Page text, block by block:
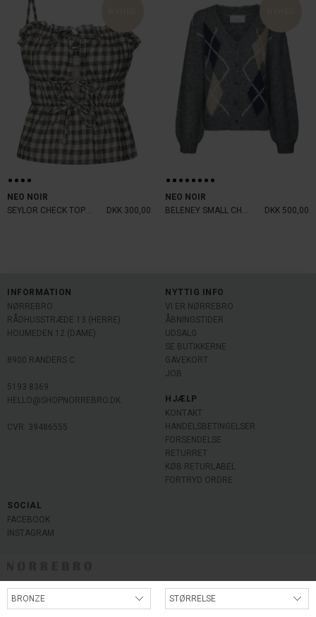
NEO NOIR
SEYLOR CHECK TOP BLACK
DKK 300,00
NEO NOIR
BELENEY SMALL CHECK CARDIGAN
DKK 500,00
INFORMATION
NØRREBRO
RÅDHUSSTRÆDE 13 (HERRE)
HOUMEDEN 12 (DAME)
8900 RANDERS C
5193 8369
HELLO@SHOPNORREBRO.DK
CVR: 39486555
NYTTIG INFO
VI ER NØRREBRO
ÅBNINGSTIDER
UDSALG
SE BUTIKKERNE
GAVEKORT
JOB
HJÆLP
KONTAKT
HANDELSBETINGELSER
FORSENDELSE
RETURRET
KØB RETURLABEL
FORTRYD ORDRE
SOCIAL
FACEBOOK
INSTAGRAM